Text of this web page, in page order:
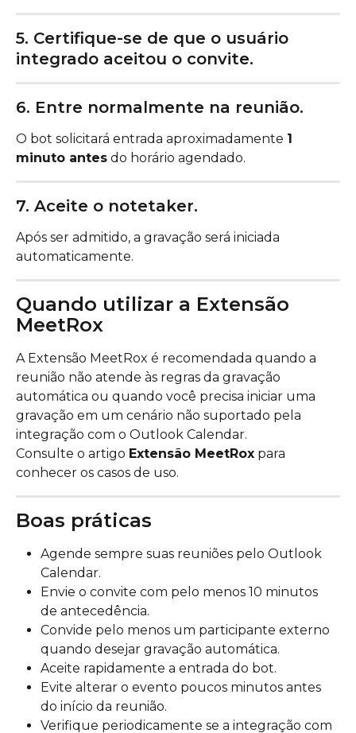
5. Certifique-se de que o usuário
integrado aceitou o convite.
6. Entre normalmente na reunião.
O bot solicitará entrada aproximadamente 1
minuto antes do horário agendado.
7. Aceite o notetaker.
Após ser admitido, a gravação será iniciada
automaticamente.
Quando utilizar a Extensão
MeetRox
A Extensão MeetRox é recomendada quando a
reunião não atende às regras da gravação
automática ou quando você precisa iniciar uma
gravação em um cenário não suportado pela
integração com o Outlook Calendar.
Consulte o artigo Extensão MeetRox para
conhecer os casos de uso.
Boas práticas
Agende sempre suas reuniões pelo Outlook
Calendar.
Envie o convite com pelo menos 10 minutos
de antecedência.
Convide pelo menos um participante externo
quando desejar gravação automática.
Aceite rapidamente a entrada do bot.
Evite alterar o evento poucos minutos antes
do início da reunião.
Verifique periodicamente se a integração com